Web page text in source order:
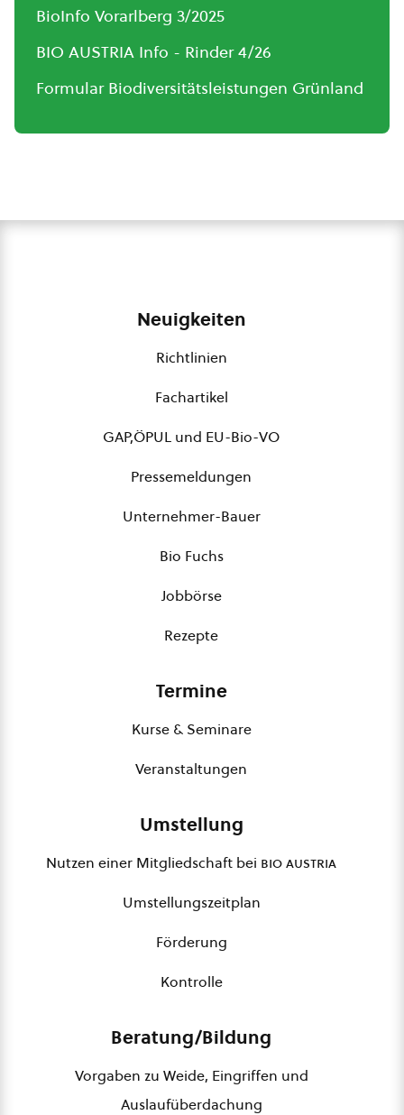
BioInfo Vorarlberg 3/2025
BIO AUSTRIA Info - Rinder 4/26
Formular Biodiversitätsleistungen Grünland
Neuigkeiten
Richtlinien
Fachartikel
GAP,ÖPUL und EU-Bio-VO
Pressemeldungen
Unternehmer-Bauer
Bio Fuchs
Jobbörse
Rezepte
Termine
Kurse & Seminare
Veranstaltungen
Umstellung
Nutzen einer Mitgliedschaft bei bio austria
Umstellungszeitplan
Förderung
Kontrolle
Beratung/Bildung
Vorgaben zu Weide, Eingriffen und
Auslaufüberdachung